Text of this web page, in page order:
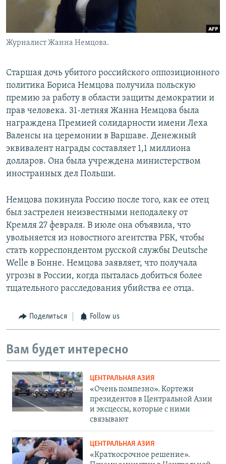
Журналист Жанна Немцова.
Старшая дочь убитого российского оппозиционного
политика Бориса Немцова получила польскую
премию за работу в области защиты демократии и
прав человека. 31-летняя Жанна Немцова была
награждена Премией солидарности имени Леха
Валенсы на церемонии в Варшаве. Денежный
эквивалент награды составляет 1,1 миллиона
долларов. Она была учреждена министерством
иностранных дел Польши.
Немцова покинула Россию после того, как ее отец
был застрелен неизвестными неподалеку от
Кремля 27 февраля. В июле она объявила, что
увольняется из новостного агентства РБК, чтобы
стать корреспондентом русской службы Deutsche
Welle в Бонне. Немцова заявляет, что получала
угрозы в России, когда пыталась добиться более
тщательного расследования убийства ее отца.
Поделиться Follow us
Вам будет интересно
ЦЕНТРАЛЬНАЯ АЗИЯ
«Очень помпезно». Кортежи
президентов в Центральной Азии
и эксцессы, которые с ними
связывают
ЦЕНТРАЛЬНАЯ АЗИЯ
«Краткосрочное решение».